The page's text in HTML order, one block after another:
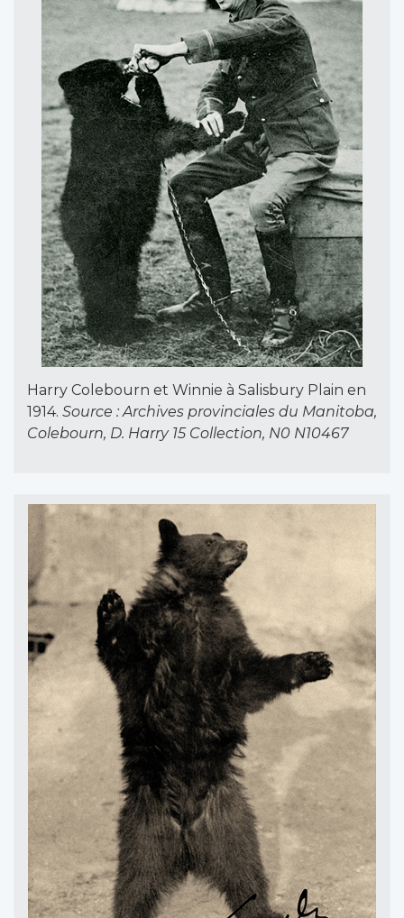
Harry Colebourn et Winnie à Salisbury Plain en
1914. Source : Archives provinciales du Manitoba,
Colebourn, D. Harry 15 Collection, N0 N10467